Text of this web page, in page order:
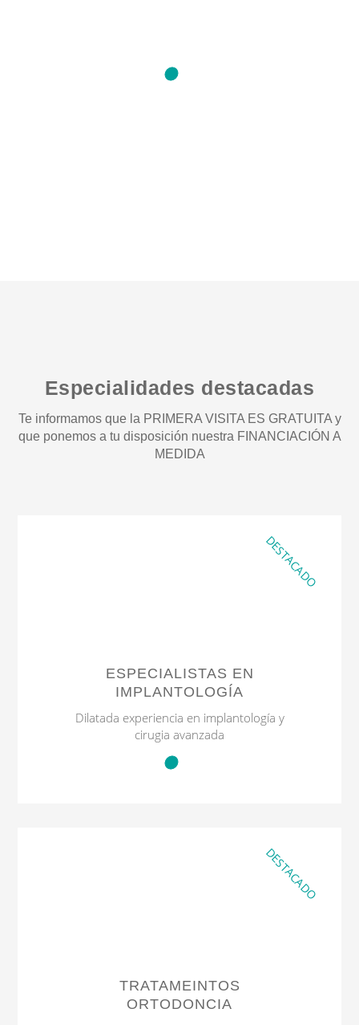
Especialidades destacadas
Te informamos que la PRIMERA VISITA ES GRATUITA y
que ponemos a tu disposición nuestra FINANCIACIÓN A
MEDIDA
DESTACADO
ESPECIALISTAS EN
IMPLANTOLOGÍA
Dilatada experiencia en implantología y
cirugia avanzada
DESTACADO
TRATAMEINTOS
ORTODONCIA